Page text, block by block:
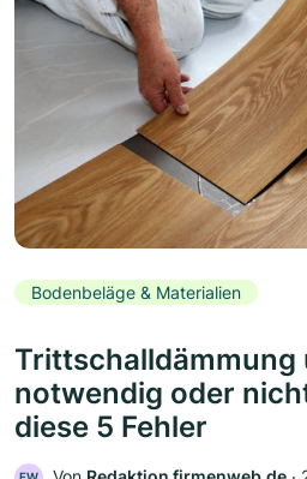
Bodenbeläge & Materialien
Trittschalldämmung
notwendig oder
diese 5 Fehler